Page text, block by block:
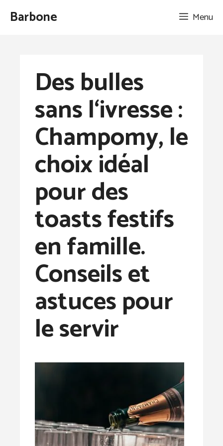
AllerBarbone Menu
Des bulles
sans l‘ivresse :
Champomy, le
choix idéal
pour des
toasts festifs
en famille.
Conseils et
astuces pour
le servir